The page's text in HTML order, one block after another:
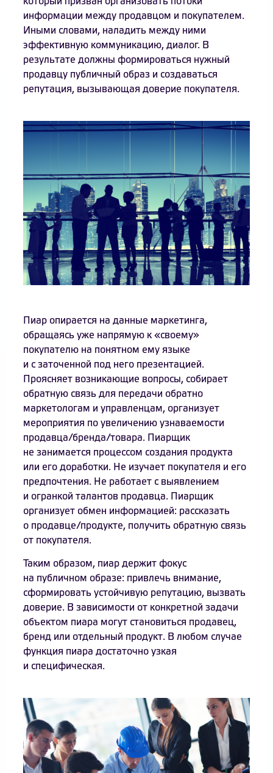
информации между продавцом и покупателем.
Иными словами, наладить между ними
эффективную коммуникацию, диалог. В
результате должны формироваться нужный
продавцу публичный образ и создаваться
репутация, вызывающая доверие покупателя.
Пиар опирается на данные маркетинга,
обращаясь уже напрямую к «своему»
покупателю на понятном ему языке
и с заточенной под него презентацией.
Проясняет возникающие вопросы, собирает
обратную связь для передачи обратно
маркетологам и управленцам, организует
мероприятия по увеличению узнаваемости
продавца/бренда/товара. Пиарщик
не занимается процессом создания продукта
или его доработки. Не изучает покупателя и его
предпочтения. Не работает с выявлением
и огранкой талантов продавца. Пиарщик
организует обмен информацией: рассказать
о продавце/продукте, получить обратную связь
от покупателя.
Таким образом, пиар держит фокус
на публичном образе: привлечь внимание,
сформировать устойчивую репутацию, вызвать
доверие. В зависимости от конкретной задачи
объектом пиара могут становиться продавец,
бренд или отдельный продукт. В любом случае
функция пиара достаточно узкая
и специфическая.